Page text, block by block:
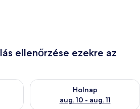
ellenőrzése ezekre az
ellenőrzése: aug. 9 - aug. 10
Holnap
aug. 10 - aug. 11
A holnapi rendelkezésre állás